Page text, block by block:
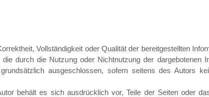
Vollständigkeit oder Qualität der bereitgestellten
durch die Nutzung oder Nichtnutzung der dargebotenen
ausgeschlossen, sofern seitens des Autors
behält es sich ausdrücklich vor, Teile der Seiten oder